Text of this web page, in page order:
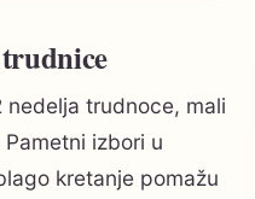
nedelja trudnoce, mali
izbori u
kretanje pomažu